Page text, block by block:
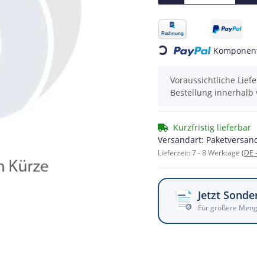
Loading...
Voraussichtliche
Bestellung innerhalb
Kurzfristig lieferbar
Versandart:
Lieferzeit:7 - 8 Werktage (DE
Jetzt
Für größere